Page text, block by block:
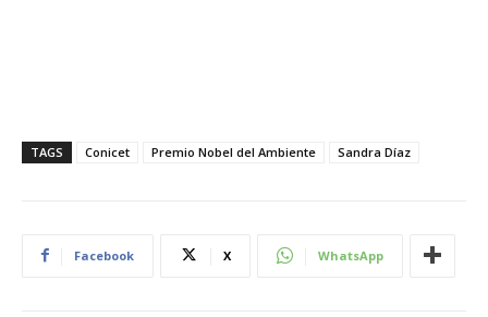
TAGS Conicet Premio Nobel del Ambiente Sandra Díaz
Facebook X WhatsApp